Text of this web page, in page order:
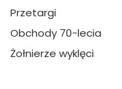
Przetargi
Obchody 70-lecia
Żołnierze wyklęci